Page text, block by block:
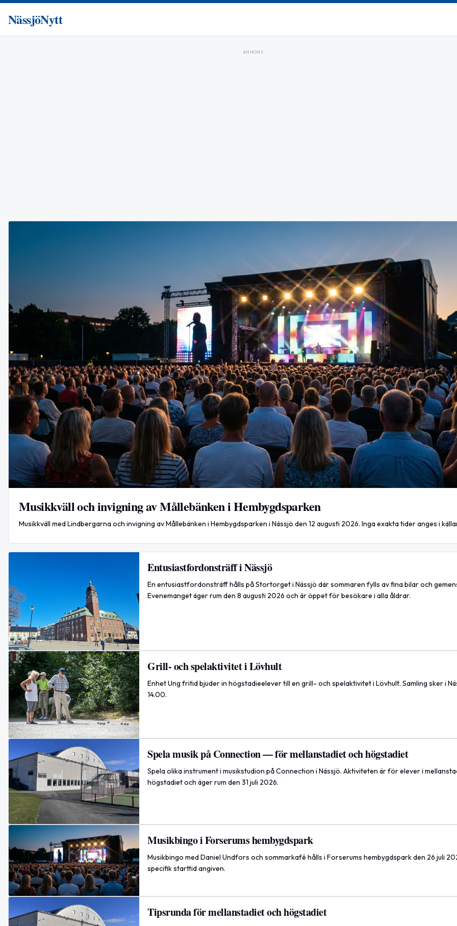
NässjöNytt
ANNONS
Musikkväll och invigning av Mållebänken i Hembygdsparken
Musikkväll med Lindbergarna och invigning av Mållebänken i Hembygdsparken i Nässjö den 12 augusti 2026. Inga exakta tider anges i
Entusiastfordonsträff i Nässjö
En entusiastfordonsträff hålls på Stortorget i Nässjö där sommaren fylls av fina bilar och
Evenemanget äger rum den 8 augusti 2026 och är öppet för besökare i alla åldrar.
Grill- och spelaktivitet i Lövhult
Enhet Ung fritid bjuder in högstadieelever till en grill- och spelaktivitet i Lövhult. Samling sker i
14.00.
Spela musik på Connection — för mellanstadiet och högstadiet
Spela olika instrument i musikstudion på Connection i Nässjö. Aktiviteten är för elever i
högstadiet och äger rum den 31 juli 2026.
Musikbingo i Forserums hembygdspark
Musikbingo med Daniel Undfors och sommarkafé hålls i Forserums hembygdspark den 26 juli
specifik starttid angiven.
Tipsrunda för mellanstadiet och högstadiet